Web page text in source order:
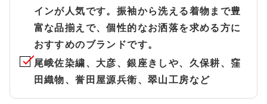
インが人気です。振袖から洗える着物まで豊
富な品揃えで、個性的なお洒落を求める方に
おすすめのブランドです。
尾峨佐染繍、大彦、銀座きしや、久保耕、窪
田織物、誉田屋源兵衛、翠山工房など